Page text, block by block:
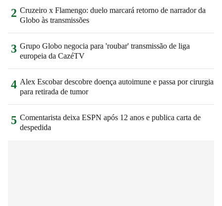
2 Cruzeiro x Flamengo: duelo marcará retorno de narrador da
Globo às transmissões
3 Grupo Globo negocia para 'roubar' transmissão de liga
europeia da CazéTV
4 Alex Escobar descobre doença autoimune e passa por cirurgia
para retirada de tumor
5 Comentarista deixa ESPN após 12 anos e publica carta de
despedida